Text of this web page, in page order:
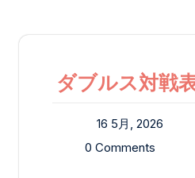
ダブルス対戦
16 5月, 2026
0 Comments